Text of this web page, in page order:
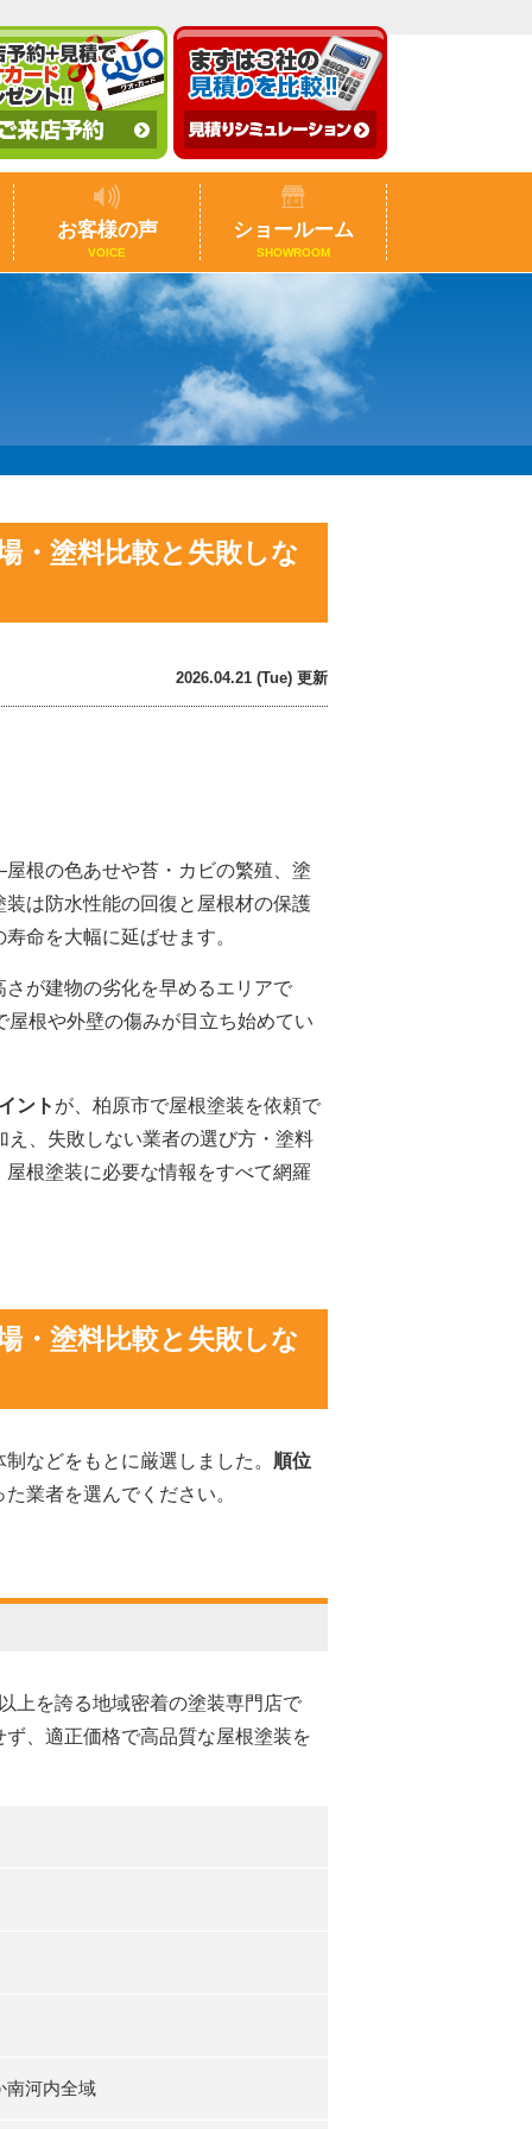
お客様の声
VOICE
ショールーム
SHOWROOM
・塗料比較と失敗しな
2026.04.21 (Tue) 更新
根の色あせや苔・カビの繁殖、塗
は防水性能の回復と屋根材の保護
命を大幅に延ばせます。
が建物の劣化を早めるエリアで
根や外壁の傷みが目立ち始めてい
ント が、柏原市で屋根塗装を依頼で
、失敗しない業者の選び方・塗料
根塗装に必要な情報をすべて網羅
・塗料比較と失敗しな
などをもとに厳選しました。 順位
業者を選んでください。
上を誇る地域密着の塗装専門店で
、適正価格で高品質な屋根塗装を
南河内全域